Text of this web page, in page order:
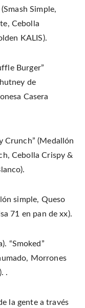
Simple,
Cebolla
KALIS).
Burger”
de
Casera
Crunch” (Medallón
Cebolla Crispy &
simple, Queso
71 en pan de xx).
“Smoked”
Morrones
.
la gente a través